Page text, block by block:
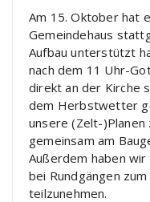
Am 15. Oktober hat
Gemeindehaus
Aufbau unterstützt
nach dem 11 Uhr-
direkt an der Kirche
dem Herbstwetter
unsere (Zelt-
gemeinsam am
Außerdem haben
bei Rundgängen
teilzunehmen.